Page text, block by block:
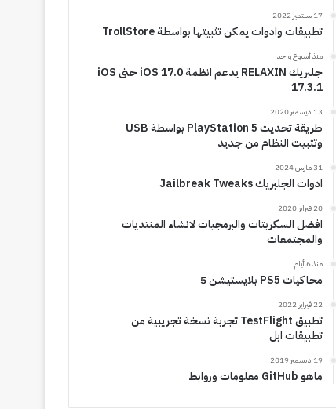
17 سبتمبر 2022
تطبيقات وادوات يمكن تثبيتها بواسطة TrollStore
منذ أسبوع واحد
جلبريك RELAXIN يدعم انظمة iOS 17.0 حتى iOS
17.3.1
13 ديسمبر 2020
طريقة تحديث PlayStation 5 بواسطة USB
وتثبيت النظام من جديد
31 مارس 2024
ادوات الجلبريك Jailbreak Tweaks
20 فبراير 2020
افضل السكربتات والبرمجيات لانشاء المنتديات
والمجتمعات
منذ 6 أيام
محاكيات PS5 بلايستيشن 5
22 فبراير 2022
تطبيق TestFlight تجربة نسخة تجريبية من
تطبيقات ابل
19 ديسمبر 2019
ماهو GitHub معلومات وروابط